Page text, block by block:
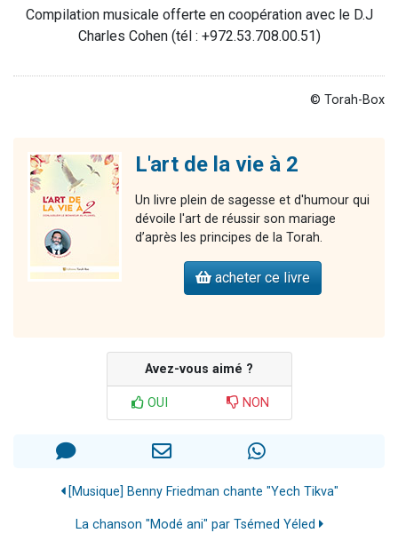
Compilation musicale offerte en coopération avec le D.J
Charles Cohen (tél : +972.53.708.00.51)
© Torah-Box
L'art de la vie à 2
Un livre plein de sagesse et d'humour qui
dévoile l'art de réussir son mariage
d’après les principes de la Torah.
acheter ce livre
Avez-vous aimé ?
OUI NON
[Musique] Benny Friedman chante "Yech Tikva"
La chanson "Modé ani" par Tsémed Yéled